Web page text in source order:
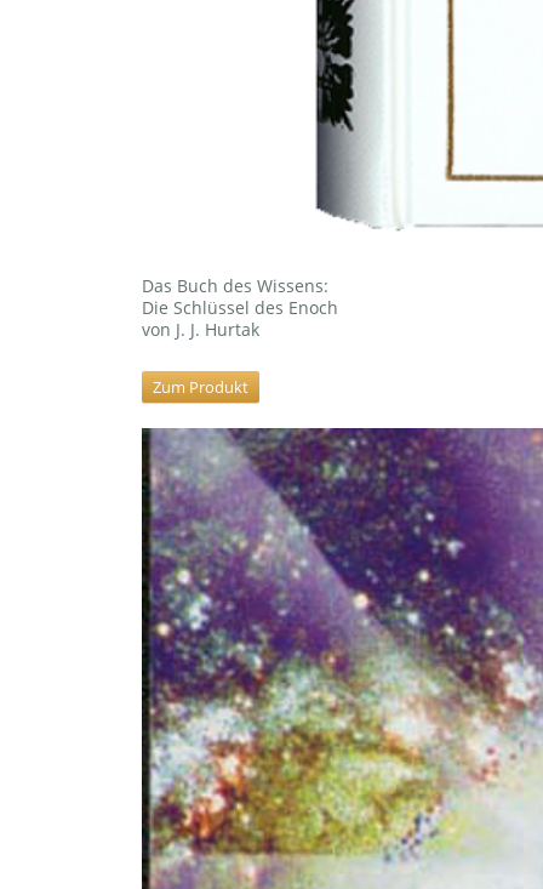
Das Buch des Wissens:
Die Schlüssel des Enoch
von J. J. Hurtak
Zum Produkt